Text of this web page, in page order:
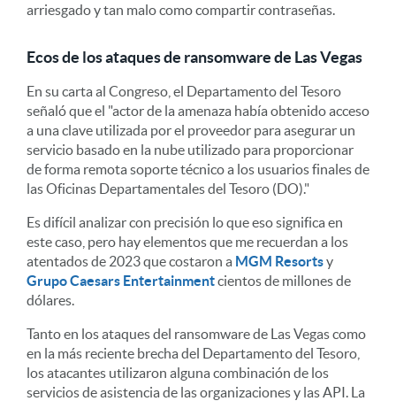
arriesgado y tan malo como compartir contraseñas.
Ecos de los ataques de ransomware de Las Vegas
En su carta al Congreso, el Departamento del Tesoro
señaló que el "actor de la amenaza había obtenido acceso
a una clave utilizada por el proveedor para asegurar un
servicio basado en la nube utilizado para proporcionar
de forma remota soporte técnico a los usuarios finales de
las Oficinas Departamentales del Tesoro (DO)."
Es difícil analizar con precisión lo que eso significa en
este caso, pero hay elementos que me recuerdan a los
atentados de 2023 que costaron a MGM Resortsy
Grupo Caesars Entertainmentcientos de millones de
dólares.
Tanto en los ataques del ransomware de Las Vegas como
en la más reciente brecha del Departamento del Tesoro,
los atacantes utilizaron alguna combinación de los
servicios de asistencia de las organizaciones y las API. La